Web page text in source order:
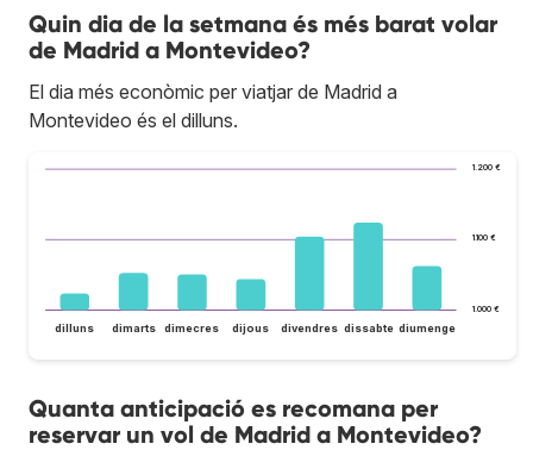
Quin dia de la setmana és més barat volar
de Madrid a Montevideo?
El dia més econòmic per viatjar de Madrid a
Montevideo és el dilluns.
1.000 €
1.100 €
1.200 €
dilluns dimarts dimecres dijous divendres dissabte diumenge
Quanta anticipació es recomana per
reservar un vol de Madrid a Montevideo?